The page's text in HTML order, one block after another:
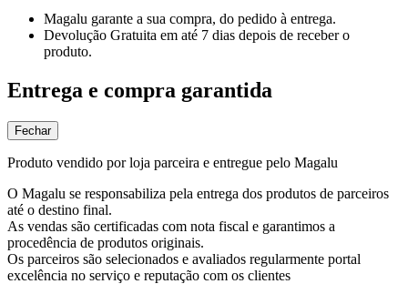
Magalu garante a sua compra, do pedido à entrega.
Devolução Gratuita em até 7 dias depois de receber o
produto.
Entrega e compra garantida
Fechar
Produto vendido por loja parceira e entregue pelo Magalu
O Magalu se responsabiliza pela entrega dos produtos de parceiros
até o destino final.
As vendas são certificadas com nota fiscal e garantimos a
procedência de produtos originais.
Os parceiros são selecionados e avaliados regularmente portal
excelência no serviço e reputação com os clientes